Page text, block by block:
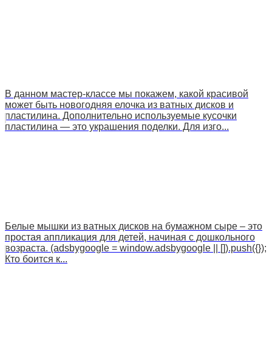
В данном мастер-классе мы покажем, какой красивой
может быть новогодняя елочка из ватных дисков и
пластилина. Дополнительно используемые кусочки
пластилина — это украшения поделки. Для изго...
Белые мышки из ватных дисков на бумажном сыре – это
простая аппликация для детей, начиная с дошкольного
возраста. (adsbygoogle = window.adsbygoogle || []).push({});
Кто боится к...